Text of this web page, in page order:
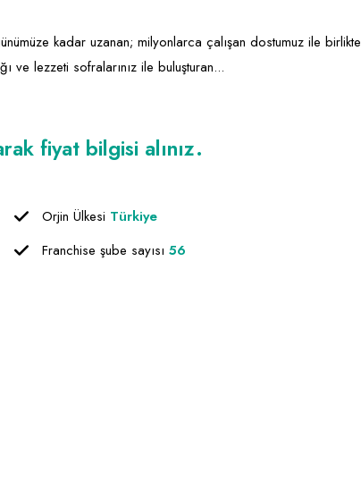
kadar uzanan; milyonlarca çalışan dostumuz ile birlikte
ve lezzeti sofralarınız ile buluşturan...
fiyat bilgisi alınız.
Orjin Ülkesi Türkiye
Franchise şube sayısı 56